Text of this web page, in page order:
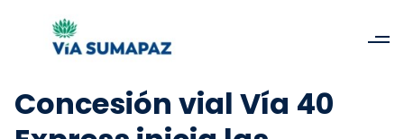
Concesión vial Vía 40